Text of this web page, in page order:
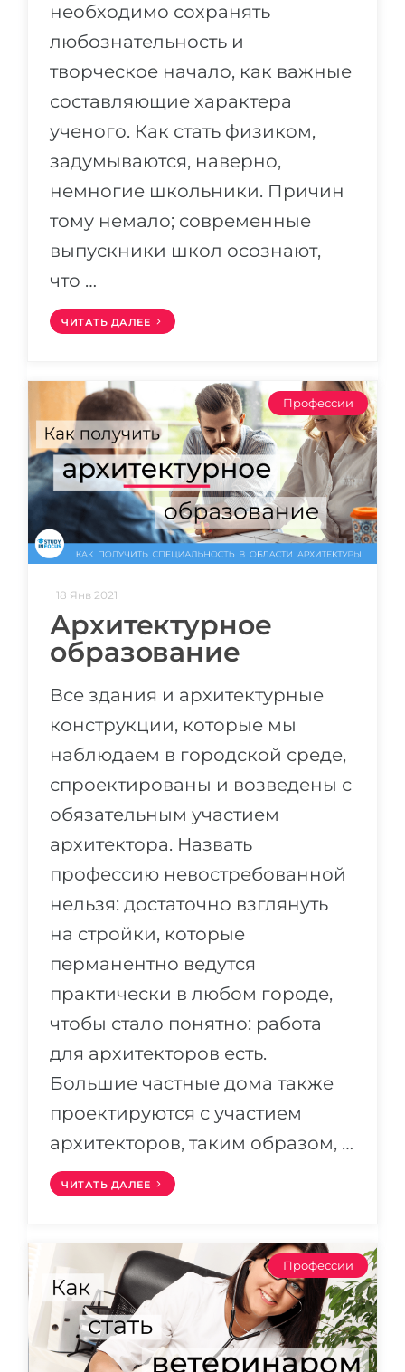
необходимо сохранять
любознательность и
творческое начало, как важные
составляющие характера
ученого. Как стать физиком,
задумываются, наверно,
немногие школьники. Причин
тому немало; современные
выпускники школ осознают,
что …
ЧИТАТЬ ДАЛЕЕ
Профессии
18 Янв 2021
Архитектурное
образование
Все здания и архитектурные
конструкции, которые мы
наблюдаем в городской среде,
спроектированы и возведены с
обязательным участием
архитектора. Назвать
профессию невостребованной
нельзя: достаточно взглянуть
на стройки, которые
перманентно ведутся
практически в любом городе,
чтобы стало понятно: работа
для архитекторов есть.
Большие частные дома также
проектируются с участием
архитекторов, таким образом, …
ЧИТАТЬ ДАЛЕЕ
Профессии